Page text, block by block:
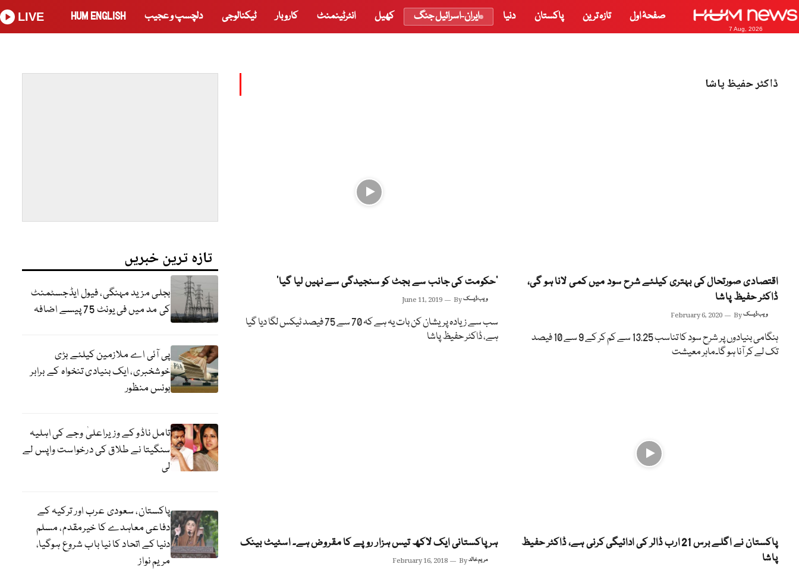
7 Aug, 2026
صفحۂ اول تازہ ترین پاکستان دنیا ایران-اسرائیل جنگ کھیل انٹرٹینمنٹ کاروبار ٹیکنالوجی دلچسپ و عجیب HUM ENGLISH
LIVE
ڈاکٹر حفیظ پاشا
اقتصادی صورتحال کی بہتری کیلئے شرح سود میں کمی لانا ہو گی،
ڈاکٹر حفیظ پاشا
February 6, 2020 Byویب ڈیسک
ہنگامی بنیادوں پر شرح سود کا تناسب 13.25 سے کم کر کے 9 سے 10 فیصد
تک لے کر آنا ہو گا۔ماہر معیشت
’حکومت کی جانب سے بجٹ کو سنجیدگی سے نہیں لیا گیا‘
June 11, 2019 Byویب ڈیسک
سب سے زیادہ پریشان کن بات یہ ہے کہ 70 سے 75 فیصد ٹیکس لگا دیا گیا
ہے، ڈاکٹر حفیظ پاشا
پاکستان نے اگلے برس 21 ارب ڈالر کی ادائیگی کرنی ہے، ڈاکٹر حفیظ
پاشا
ہر پاکستانی ايک لاکھ تيس ہزار روپے کا مقروض ہے۔ اسٹیٹ بینک
February 16, 2018 Byمریم خالد
تازہ ترین خبریں
بجلی مزید مہنگی، فیول ایڈجسٹمنٹ
کی مد میں فی یونٹ 75 پیسے اضافہ
پی آئی اے ملازمین کیلئے بڑی
خوشخبری، ایک بنیادی تنخواہ کے برابر
بونس منظور
تامل ناڈو کے وزیراعلیٰ وجے کی اہلیہ
سنگیتا نے طلاق کی درخواست واپس لے
لی
پاکستان، سعودی عرب اور ترکیہ کے
دفاعی معاہدے کا خیرمقدم، مسلم
دنیا کے اتحاد کا نیا باب شروع ہوگیا،
مریم نواز